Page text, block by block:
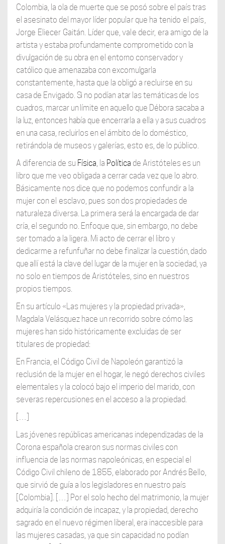
Colombia, la ola de muerte que se posó sobre el país tras
el asesinato del mayor líder popular que ha tenido el país,
Jorge Eliecer Gaitán. Líder que, vale decir, era amigo de la
artista y estaba profundamente comprometido con la
divulgación de su obra en el entorno conservador y
católico que amenazaba con excomulgarla
constantemente, hasta que la obligó a recluirse en su
casa de Envigado. Si no podían atar las temáticas de los
cuadros, marcar un límite en aquello que Débora sacaba a
la luz, entonces había que encerrarla a ella y a sus cuadros
en una casa, recluirlos en el ámbito de lo doméstico,
retirándola de museos y galerías, esto es, de lo público.
A diferencia de su Física, la Política de Aristóteles es un
libro que me veo obligada a cerrar cada vez que lo abro.
Básicamente nos dice que no podemos confundir a la
mujer con el esclavo, pues son dos propiedades de
naturaleza diversa. La primera será la encargada de dar
cría, el segundo no. Enfoque que, sin embargo, no debe
ser tomado a la ligera. Mi acto de cerrar el libro y
dedicarme a refunfuñar no debe fina lizar la cuestión, dado
que allí está la clave del lugar de la mujer en la sociedad, ya
no solo en tiempos de Aristóteles, sino en nuestros
propios tiempos.
En su artículo «Las mujeres y la propiedad privada»,
Magdala Velásquez hace un recorrido sobre cómo las
mujeres han sido históricamente excluidas de ser
titulares de propiedad:
En Francia, el Código Civil de Napoleón garantizó la
reclusión de la mujer en el hogar, le negó derechos civiles
elementales y la colocó bajo el imperio del marido, con
severas repercusiones en el acceso a la propiedad.
[…]
Las jóvenes repúblicas americanas independizadas de la
Corona española crearon sus normas civiles con
influencia de las normas napoleónicas, en especial el
Código Civil chileno de 1855, elaborado por Andrés Bello,
que sirvió de guía a los legisladores en nuestro país
[Colombia]. […] Por el solo hecho del matrimonio, la mujer
adquiría la condición de incapaz, y la propiedad, derecho
sagrado en el nuevo régimen liberal, era inaccesible para
las mujeres casadas, ya que sin capacidad no podían